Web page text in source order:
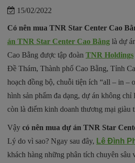
15/02/2022
Có nên mua TNR Star Center Cao
án TNR Star Center Cao Bằng là dự
Cao Bằng được tập đoàn TNR Holdings
Đề Thám, Thành phố Cao Bằng, Tỉnh
hoạch đồng bộ, chuỗi tiện ích “all – in –
hình sản phẩm đa dạng, dự án không chỉ
còn là điểm kinh doanh thương mại giàu
Vậy có nên mua dự án TNR Star
Lý do vì sao? Ngay sau đây, Lê Đình
khách hàng những phân tích chuyên sâu